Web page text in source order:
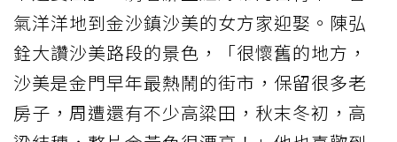
氣洋洋地到金沙鎮沙美的女方家迎娶。陳弘
銓大讚沙美路段的景色，「很懷舊的地方，
沙美是金門早年最熱鬧的街市，保留很多老
房子，周遭還有不少高粱田，秋末冬初，高